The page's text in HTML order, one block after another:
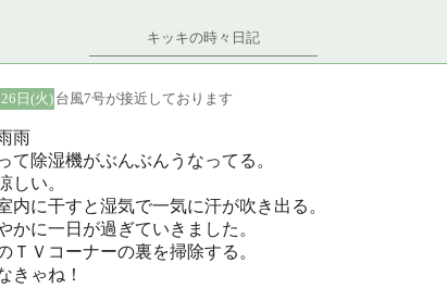
キッキの時々日記
日(火) 台風7号が接近しております
雨
て除湿機がぶんぶんうなってる。
しい。
内に干すと湿気で一気に汗が吹き出る。
かに一日が過ぎていきました。
ＴＶコーナーの裏を掃除する。
きゃね！